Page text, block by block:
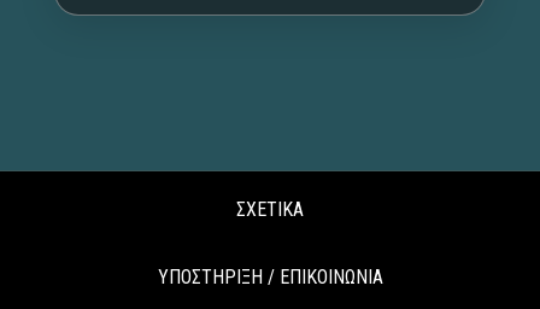
ΣΧΕΤΙΚΑ
ΥΠΟΣΤΗΡΙΞΗ / ΕΠΙΚΟΙΝΩΝΙΑ